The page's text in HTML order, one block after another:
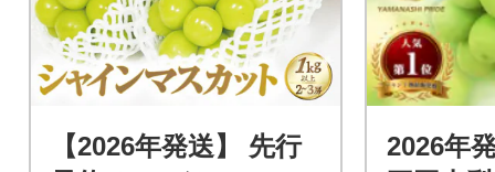
【2026年発送】 先行
2026年